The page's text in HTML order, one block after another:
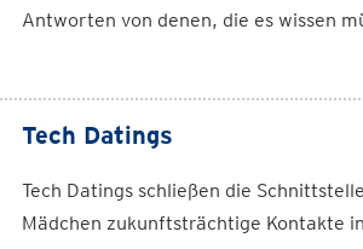
Antworten von denen, die es wissen
Tech Datings
Tech Datings schließen die
Mädchen zukunftsträchtige Kontakte